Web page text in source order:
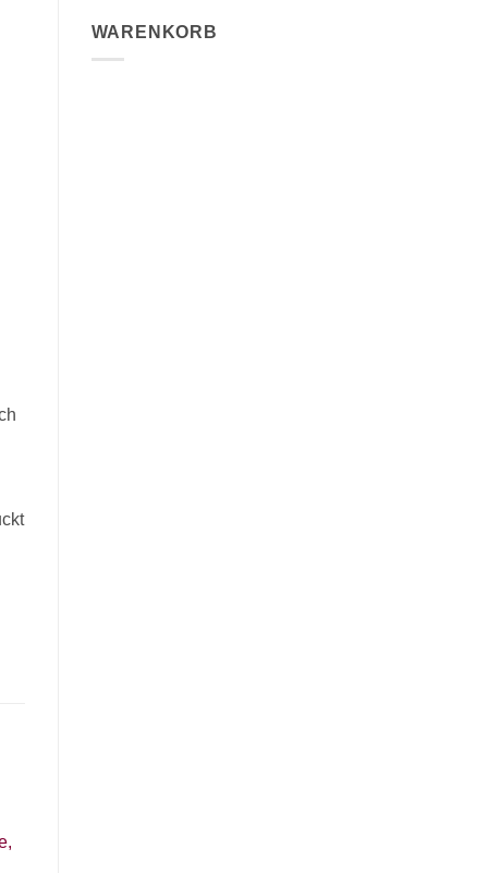
WARENKORB